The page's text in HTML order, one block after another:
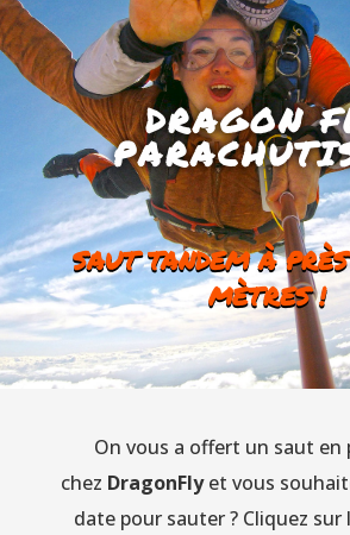
DRAGON
SAUT TANDEM À
MÈTRES !
On vous a offert un saut en
chez DragonFlyet vous
date pour sauter ? Cliquez